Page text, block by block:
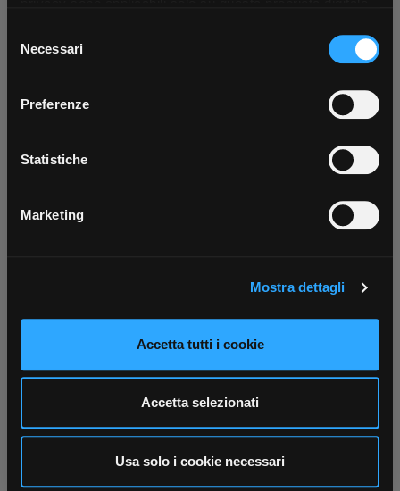
modificare o revocare il proprio consenso in qualsiasi
momento dalla Dichiarazione sui cookie o facendo clic
raccogliere informazioni sulla tua posizione
geografica, con un'approssimazione di qualche
Identificare il tuo dispositivo, scansionandolo
Approfondisci come vengono elaborati i tuoi dati personali
dalla Dichiarazione sui cookie.
Utilizziamo i cookie per personalizzare contenuti ed
analizzare il nostro traffico. Condividiamo inoltre
informazioni sul modo in cui utilizza il nostro sito con i
nostri partner che si occupano di analisi dei dati web,
delNecessari
Preferenze
Statistiche
Marketing
Mostra dettagli
Accetta tutti i cookie
Accetta selezionati
Usa solo i cookie necessari
App Rexel Italia
tutti i servizi ovunque tu sia!
Scarica ora
Parla con il tuo customer care
Negozi di materiale elettrico vicino a